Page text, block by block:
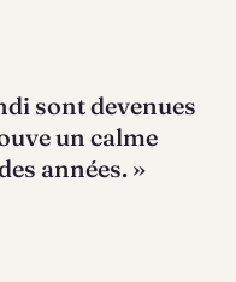
sont devenues
un calme
années. »